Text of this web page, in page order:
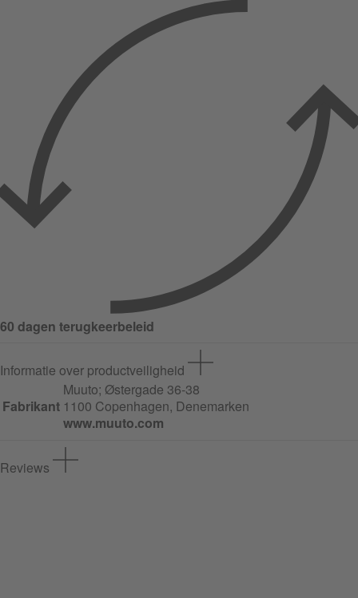
60 dagen terugkeerbeleid
Informatie over productveiligheid
Fabrikant
Muuto; Østergade 36-38
1100 Copenhagen, Denemarken
www.muuto.com
Reviews